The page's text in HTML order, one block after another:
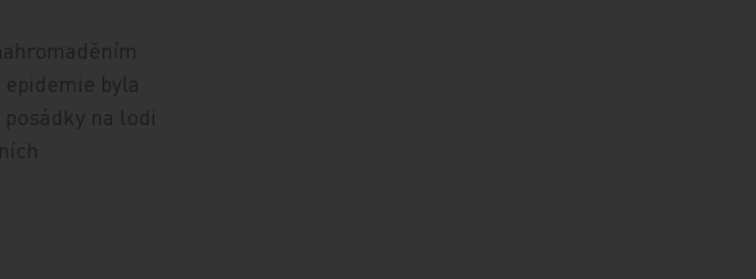
byla
na lodi